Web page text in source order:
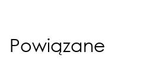
Powiązane